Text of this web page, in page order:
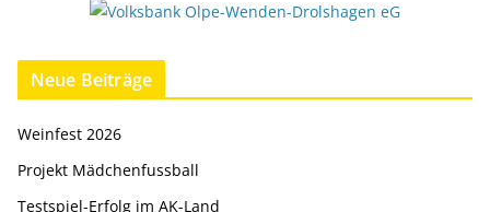
Neue Beiträge
Weinfest 2026
Projekt Mädchenfussball
Testspiel-Erfolg im AK-Land